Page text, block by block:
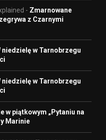
- Zmarnowane
z Czarnymi
niedzielę w Tarnobrzegu
niedzielę w Tarnobrzegu
w piątkowym „Pytaniu na
Marinie